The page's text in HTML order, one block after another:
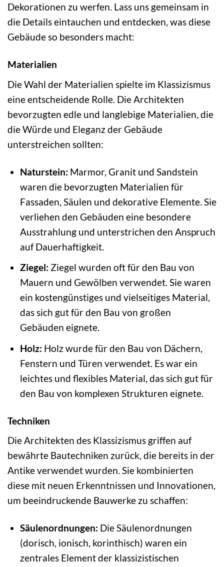
Dekorationen zu werfen. Lass uns gemeinsam in
die Details eintauchen und entdecken, was diese
Gebäude so besonders macht:
Materialien
Die Wahl der Materialien spielte im Klassizismus
eine entscheidende Rolle. Die Architekten
bevorzugten edle und langlebige Materialien, die
die Würde und Eleganz der Gebäude
unterstreichen sollten:
Naturstein: Marmor, Granit und Sandstein
waren die bevorzugten Materialien für
Fassaden, Säulen und dekorative Elemente. Sie
verliehen den Gebäuden eine besondere
Ausstrahlung und unterstrichen den Anspruch
auf Dauerhaftigkeit.
Ziegel: Ziegel wurden oft für den Bau von
Mauern und Gewölben verwendet. Sie waren
ein kostengünstiges und vielseitiges Material,
das sich gut für den Bau von großen
Gebäuden eignete.
Holz: Holz wurde für den Bau von Dächern,
Fenstern und Türen verwendet. Es war ein
leichtes und flexibles Material, das sich gut für
den Bau von komplexen Strukturen eignete.
Techniken
Die Architekten des Klassizismus griffen auf
bewährte Bautechniken zurück, die bereits in der
Antike verwendet wurden. Sie kombinierten
diese mit neuen Erkenntnissen und Innovationen,
um beeindruckende Bauwerke zu schaffen:
Säulenordnungen: Die Säulenordnungen
(dorisch, ionisch, korinthisch) waren ein
zentrales Element der klassizistischen